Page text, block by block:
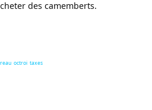
des camemberts.
octroi taxes